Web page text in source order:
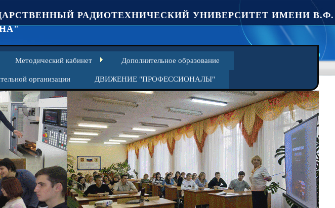
РАДИОТЕХНИЧЕСКИЙ УНИВЕРСИТЕТ ИМЕНИ В.Ф.
Методический кабинет Дополнительное образование
организации ДВИЖЕНИЕ "ПРОФЕССИОНАЛЫ"